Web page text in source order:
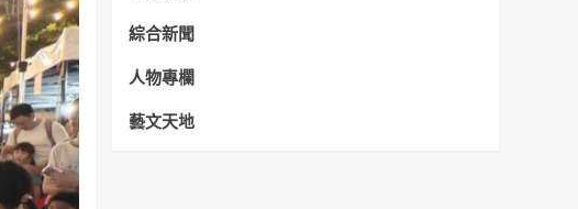
綜合新聞
人物專欄
藝文天地